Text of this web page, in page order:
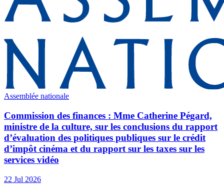
Assemblée nationale
Commission des finances : Mme Catherine Pégard,
ministre de la culture, sur les conclusions du rapport
d’évaluation des politiques publiques sur le crédit
d’impôt cinéma et du rapport sur les taxes sur les
services vidéo
22 Jul 2026